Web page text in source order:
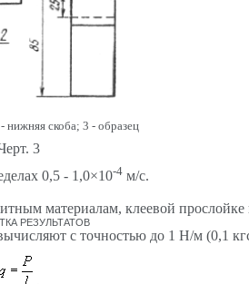
нижняя скоба; 3 - образец
3
0,5 - 1,0×10-4м/с.
материалам, клеевой прослойке
РЕЗУЛЬТАТОВ
с точностью до 1 Н/м (0,1